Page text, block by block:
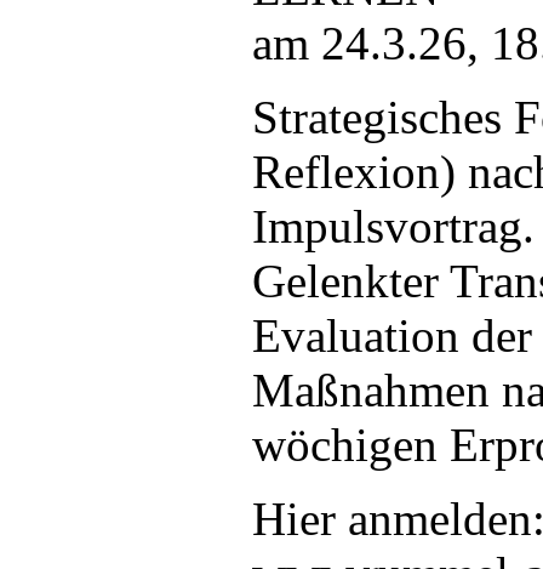
am 24.3.26,
Strategisches
Reflexion)
Impulsvortrag.
Gelenkter
Evaluation
Maßnahmen
wöchigen
Hier